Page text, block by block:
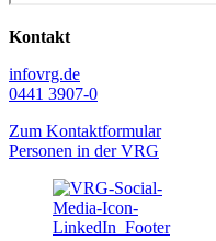
Kontakt
infovrg.de
0441 3907-0
Zum Kontaktformular
Personen in der VRG